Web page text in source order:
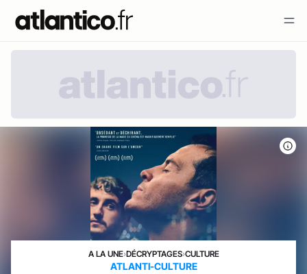
A LA UNE›DÉCRYPTAGES›CULTURE
ATLANTI-CULTURE